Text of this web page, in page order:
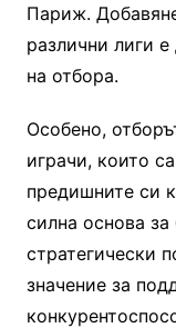
Париж.
различни лиги
на отбора.
Особено,
играчи, които
предишните си
силна основа
стратегически
значение за